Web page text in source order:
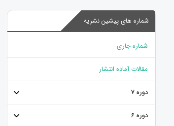
شماره های پیشین نشریه
شماره جاری
مقالات آماده انتشار
دوره 7
دوره 6